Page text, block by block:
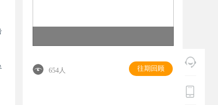
654人 往期回顾